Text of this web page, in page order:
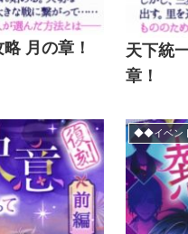
月の章！
天下統
章！
◆◆イベン